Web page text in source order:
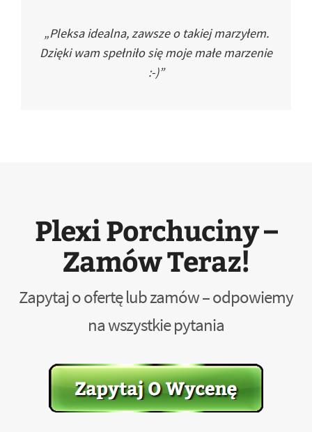
„Pleksa idealna, zawsze o takiej marzyłem.
Dzięki wam spełniło się moje małe marzenie
:-)”
Plexi Porchuciny –
Zamów Teraz!
Zapytaj o ofertę lub zamów – odpowiemy
na wszystkie pytania